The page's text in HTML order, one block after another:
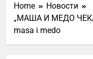
Home
Новости
„МАША И МЕДО
masa i medo